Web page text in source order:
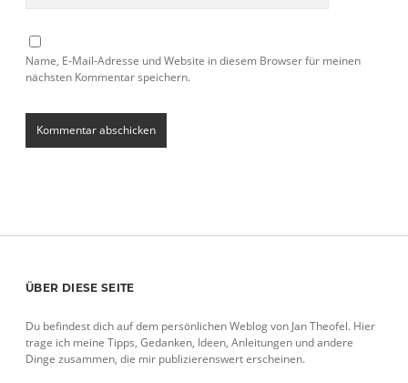
Name, E-Mail-Adresse und Website in diesem Browser für meinen
nächsten Kommentar speichern.
Sidebar
ÜBER DIESE SEITE
Du befindest dich auf dem persönlichen Weblog von Jan Theofel. Hier
trage ich meine Tipps, Gedanken, Ideen, Anleitungen und andere
Dinge zusammen, die mir publizierenswert erscheinen.